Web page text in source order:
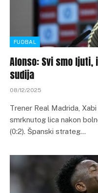
FUDBAL
Alonso: Svi smo
sudija
08/12/2025
Trener Real Madrida,
smrknutog lica nakon
(0:2). Španski strateg…